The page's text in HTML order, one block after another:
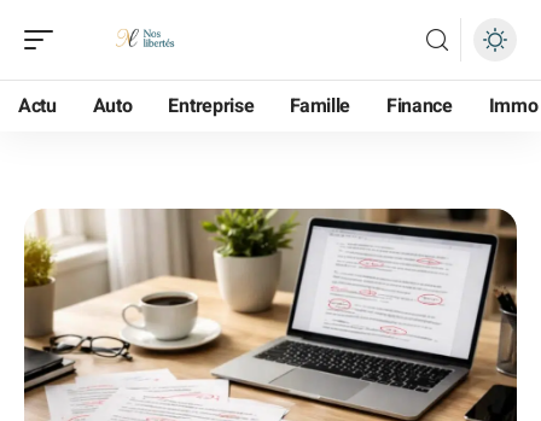
Actu Auto Entreprise Famille Finance Immo